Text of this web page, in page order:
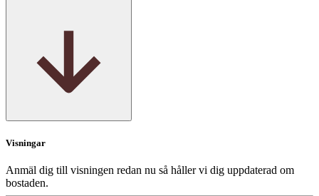
Visningar
Anmäl dig till visningen redan nu så håller vi dig uppdaterad om
bostaden.